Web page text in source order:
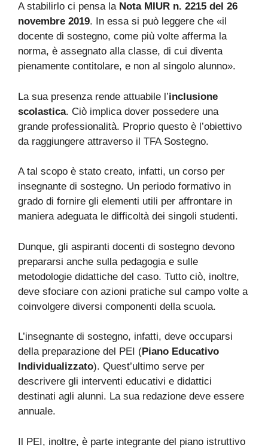
A stabilirlo ci pensa la Nota MIUR n. 2215 del 26
novembre 2019. In essa si può leggere che «il
docente di sostegno, come più volte afferma la
norma, è assegnato alla classe, di cui diventa
pienamente contitolare, e non al singolo alunno».
La sua presenza rende attuabile l’inclusione
scolastica. Ciò implica dover possedere una
grande professionalità. Proprio questo è l’obiettivo
da raggiungere attraverso il TFA Sostegno.
A tal scopo è stato creato, infatti, un corso per
insegnante di sostegno. Un periodo formativo in
grado di fornire gli elementi utili per affrontare in
maniera adeguata le difficoltà dei singoli studenti.
Dunque, gli aspiranti docenti di sostegno devono
prepararsi anche sulla pedagogia e sulle
metodologie didattiche del caso. Tutto ciò, inoltre,
deve sfociare con azioni pratiche sul campo volte a
coinvolgere diversi componenti della scuola.
L’insegnante di sostegno, infatti, deve occuparsi
della preparazione del PEI (Piano Educativo
Individualizzato). Quest’ultimo serve per
descrivere gli interventi educativi e didattici
destinati agli alunni. La sua redazione deve essere
annuale.
Il PEI, inoltre, è parte integrante del piano istruttivo